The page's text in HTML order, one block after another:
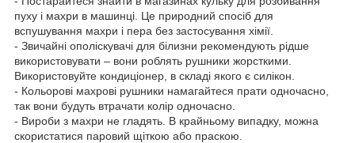
пуху і махри в машинці. Це природний спосіб для
вспушування махри і пера без застосування хімії.
- Звичайні ополіскувачі для білизни рекомендують рідше
використовувати – вони роблять рушники жорсткими.
Використовуйте кондиціонер, в складі якого є силікон.
- Кольорові махрові рушники намагайтеся прати одночасно,
так вони будуть втрачати колір одночасно.
- Вироби з махри не гладять. В крайньому випадку, можна
скористатися паровий щіткою або праскою.